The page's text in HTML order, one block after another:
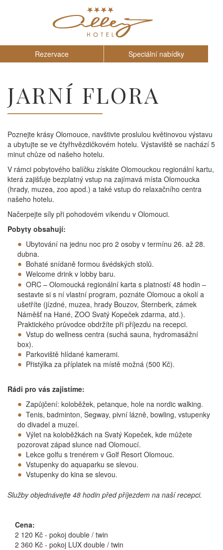
Rezervace Speciální nabídky
JARNÍ FLORA
Poznejte krásy Olomouce, navštivte proslulou květinovou výstavu
a ubytujte se ve čtyřhvězdičkovém hotelu. Výstaviště se nachází 5
minut chůze od našeho hotelu.
V rámci pobytového balíčku získáte Olomouckou regionální kartu,
která zajišťuje bezplatný vstup na zajímavá místa Olomoucka
(hrady, muzea, zoo apod.) a také vstup do relaxačního centra
našeho hotelu.
Načerpejte síly při pohodovém víkendu v Olomouci.
Pobyty obsahují:
Ubytování na jednu noc pro 2 osoby v termínu 26. až 28.
dubna.
Bohaté snídaně formou švédských stolů.
Welcome drink v lobby baru.
ORC – Olomoucká regionální karta s platností 48 hodin –
sestavte si s ní vlastní program, poznáte Olomouc a okolí a
ušetříte (jízdné, muzea, hrady Bouzov, Šternberk, zámek
Náměšť na Hané, ZOO Svatý Kopeček zdarma, atd.).
Praktického průvodce obdržíte při příjezdu na recepci.
Vstup do wellness centra (suchá sauna, hydromasážní
box).
Parkoviště hlídané kamerami.
Přistýlka za příplatek na místě možná (500 Kč).
Rádi pro vás zajistíme:
Zapůjčení: koloběžek, petanque, hole na nordic walking.
Tenis, badminton, Segway, pivní lázně, bowling, vstupenky
do divadel a muzeí.
Výlet na koloběžkách na Svatý Kopeček, kde můžete
pozorovat západ slunce nad Olomoucí.
Lekce golfu s trenérem v Golf Resort Olomouc.
Vstupenky do aquaparku se slevou.
Vstupenky do kina se slevou.
Služby objednávejte 48 hodin před příjezdem na naší recepci.
Cena:
2 120 Kč - pokoj double / twin
2 360 Kč - pokoj LUX double / twin